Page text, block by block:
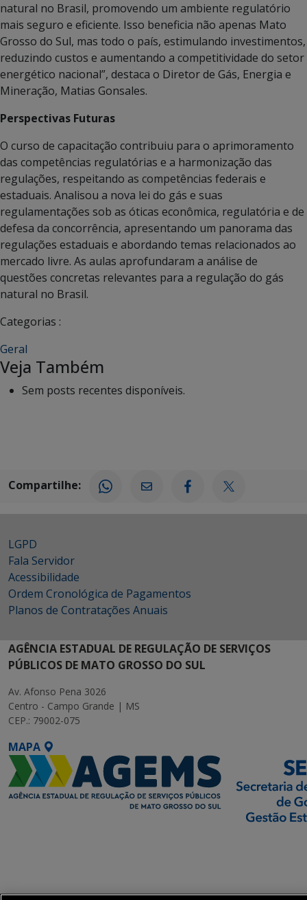
natural no Brasil, promovendo um ambiente regulatório
mais seguro e eficiente. Isso beneficia não apenas Mato
Grosso do Sul, mas todo o país, estimulando investimentos,
reduzindo custos e aumentando a competitividade do setor
energético nacional”, destaca o Diretor de Gás, Energia e
Mineração, Matias Gonsales.
Perspectivas Futuras
O curso de capacitação contribuiu para o aprimoramento
das competências regulatórias e a harmonização das
regulações, respeitando as competências federais e
estaduais. Analisou a nova lei do gás e suas
regulamentações sob as óticas econômica, regulatória e de
defesa da concorrência, apresentando um panorama das
regulações estaduais e abordando temas relacionados ao
mercado livre. As aulas aprofundaram a análise de
questões concretas relevantes para a regulação do gás
natural no Brasil.
Categorias :
Geral
Veja Também
Sem posts recentes disponíveis.
Compartilhe:
LGPD
Fala Servidor
Acessibilidade
Ordem Cronológica de Pagamentos
Planos de Contratações Anuais
AGÊNCIA ESTADUAL DE REGULAÇÃO DE SERVIÇOS
PÚBLICOS DE MATO GROSSO DO SUL
Av. Afonso Pena 3026
Centro - Campo Grande | MS
CEP.: 79002-075
MAPA